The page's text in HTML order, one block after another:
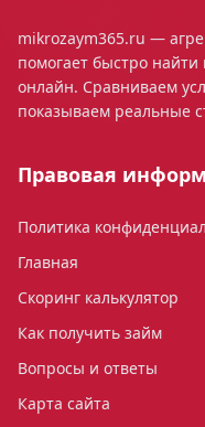
mikrozaym365.ru —
помогает быстро
онлайн. Сравниваем
показываем реальные
Правовая
Политика
Главная
Скоринг калькулятор
Как получить займ
Вопросы и ответы
Карта сайта